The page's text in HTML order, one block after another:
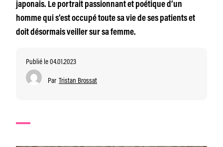
japonais. Le portrait passionnant et poétique d’un
homme qui s’est occupé toute sa vie de ses patients et
doit désormais veiller sur sa femme.
Publié le 04.01.2023
Par Tristan Brossat